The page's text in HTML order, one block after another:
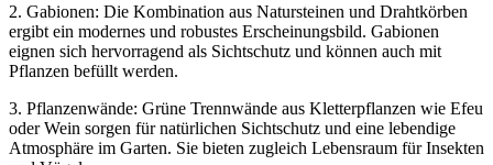
2. Gabionen: Die Kombination aus Natursteinen und Drahtkörben
ergibt ein modernes und robustes Erscheinungsbild. Gabionen
eignen sich hervorragend als Sichtschutz und können auch mit
Pflanzen befüllt werden.
3. Pflanzenwände: Grüne Trennwände aus Kletterpflanzen wie Efeu
oder Wein sorgen für natürlichen Sichtschutz und eine lebendige
Atmosphäre im Garten. Sie bieten zugleich Lebensraum für Insekten